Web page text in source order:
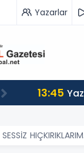
Yazarlar
13:45
SESSİZ